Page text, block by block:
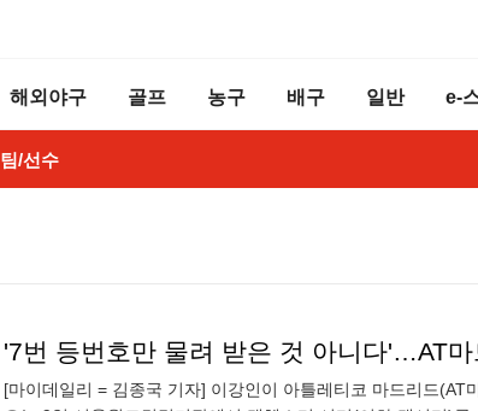
해외야구 골프 농구 배구 일반 e-
팀/선수
[마이데일리 = 김종국 기자] 이강인이 아틀레티코 마드리드